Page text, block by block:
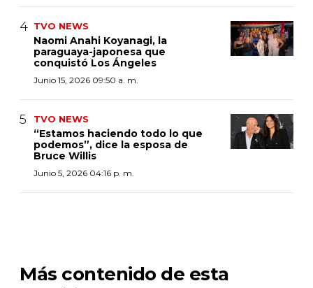
TVO NEWS
Naomi Anahi Koyanagi, la
paraguaya-japonesa que
conquistó Los Ángeles
Junio 15, 2026 09:50 a. m.
TVO NEWS
“Estamos haciendo todo lo que
podemos”, dice la esposa de
Bruce Willis
Junio 5, 2026 04:16 p. m.
Más contenido de esta